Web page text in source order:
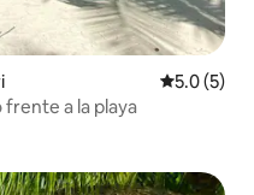
5.0 (5)
frente a la playa